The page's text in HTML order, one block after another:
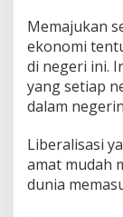
Memajukan
ekonomi
di negeri ini.
yang setiap
dalam
Liberalisasi
amat mudah
dunia